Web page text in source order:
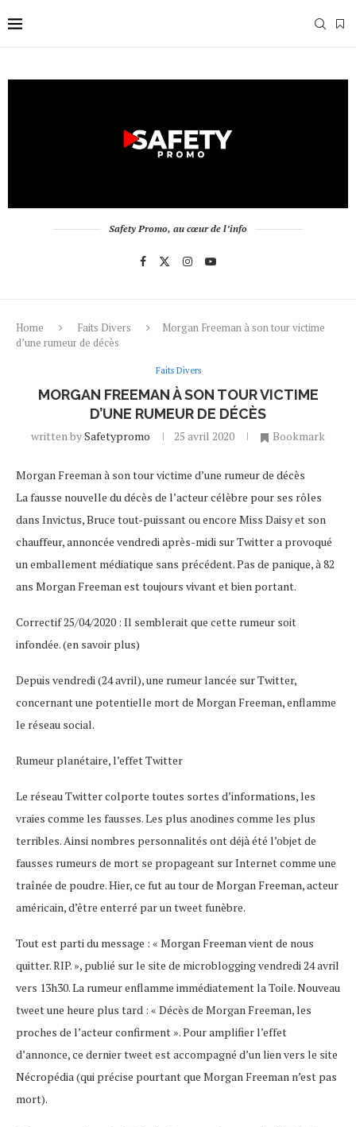
Safety Promo, au cœur de l’info
Home Faits Divers
Morgan Freeman à son tour victime
d’une rumeur de décès
Faits Divers
MORGAN FREEMAN À SON TOUR VICTIME
D’UNE RUMEUR DE DÉCÈS
written bySafetypromo 25 avril 2020 Bookmark
Morgan Freeman à son tour victime d’une rumeur de décès
La fausse nouvelle du décès de l’acteur célèbre pour ses rôles
dans Invictus, Bruce tout-puissant ou encore Miss Daisy et son
chauffeur, annoncée vendredi après-midi sur Twitter a provoqué
un emballement médiatique sans précédent. Pas de panique, à 82
ans Morgan Freeman est toujours vivant et bien portant.
Correctif 25/04/2020 : Il semblerait que cette rumeur soit
infondée. (en savoir plus)
Depuis vendredi (24 avril), une rumeur lancée sur Twitter,
concernant une potentielle mort de Morgan Freeman, enflamme
le réseau social.
Rumeur planétaire, l’effet Twitter
Le réseau Twitter colporte toutes sortes d’informations, les
vraies comme les fausses. Les plus anodines comme les plus
terribles. Ainsi nombres personnalités ont déjà été l’objet de
fausses rumeurs de mort se propageant sur Internet comme une
traînée de poudre. Hier, ce fut au tour de Morgan Freeman, acteur
américain, d’être enterré par un tweet funèbre.
Tout est parti du message : « Morgan Freeman vient de nous
quitter. RIP. », publié sur le site de microblogging vendredi 24 avril
vers 13h30. La rumeur enflamme immédiatement la Toile. Nouveau
tweet une heure plus tard : « Décès de Morgan Freeman, les
proches de l’acteur confirment ». Pour amplifier l’effet
d’annonce, ce dernier tweet est accompagné d’un lien vers le site
Nécropédia (qui précise pourtant que Morgan Freeman n’est pas
mort).